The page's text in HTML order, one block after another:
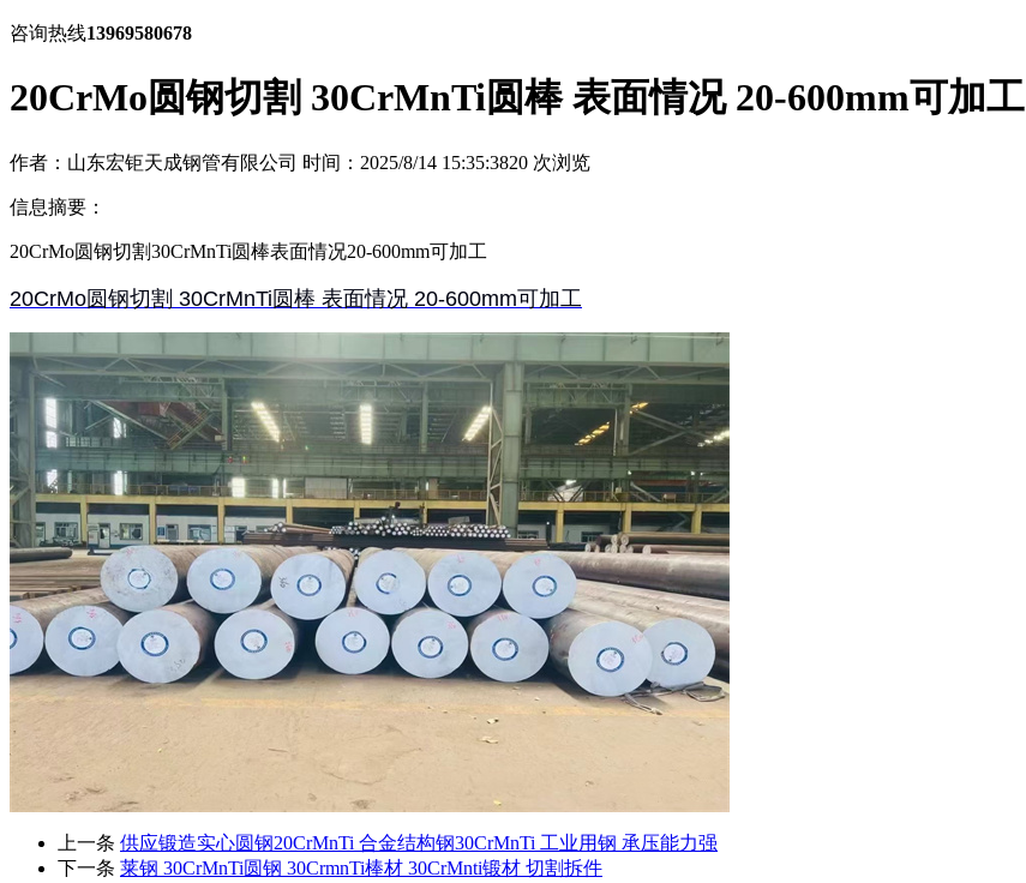
咨询热线13969580678
20CrMo圆钢切割 30CrMnTi圆棒 表面情况 20-600mm可加工
作者：山东宏钜天成钢管有限公司 时间：2025/8/14 15:35:3820 次浏览
信息摘要：
20CrMo圆钢切割30CrMnTi圆棒表面情况20-600mm可加工
20CrMo圆钢切割 30CrMnTi圆棒 表面情况 20-600mm可加工
上一条 供应锻造实心圆钢20CrMnTi 合金结构钢30CrMnTi 工业用钢 承压能力强
下一条 莱钢 30CrMnTi圆钢 30CrmnTi棒材 30CrMnti锻材 切割拆件